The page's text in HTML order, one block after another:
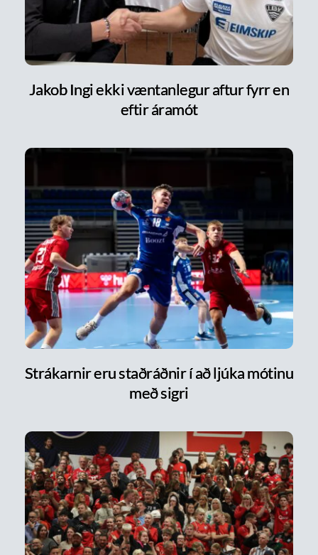
Jakob Ingi ekki væntanlegur aftur fyrr en
eftir áramót
Strákarnir eru staðráðnir í að ljúka mótinu
með sigri